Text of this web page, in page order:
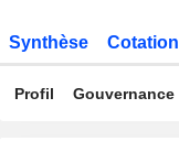
Synthèse
Profil Gouvernance